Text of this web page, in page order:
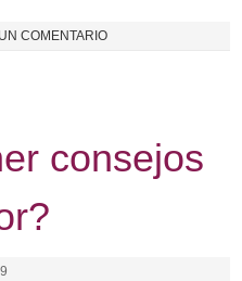
COMENTARIO
consejos